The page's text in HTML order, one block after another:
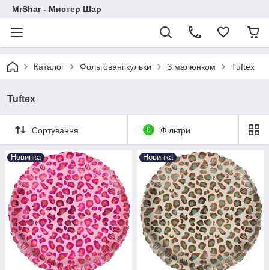
MrShar - Мистер Шар
Каталог Фольговані кульки З малюнком Tuftex
Tuftex
Сортування 0 Фільтри
Новинка Новинка